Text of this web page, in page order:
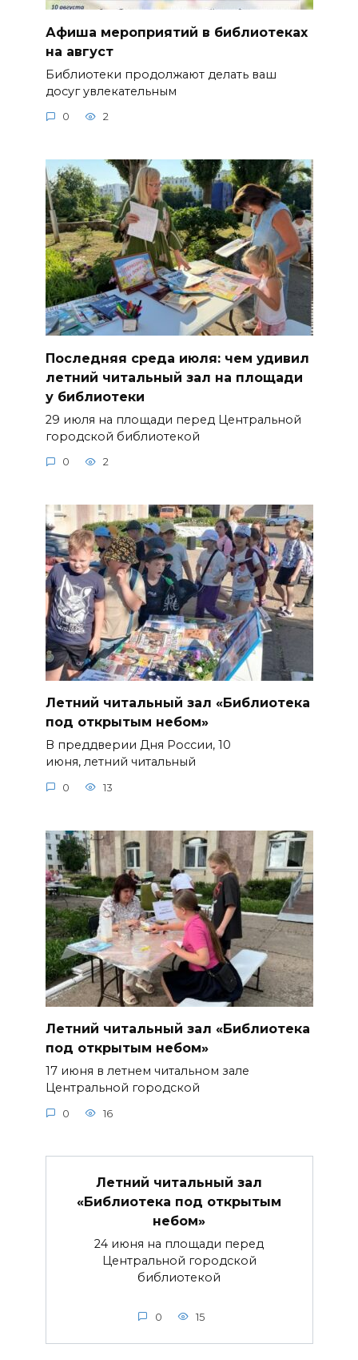
Афиша мероприятий в библиотеках
на август
Библиотеки продолжают делать ваш
досуг увлекательным
0 2
Последняя среда июля: чем удивил
летний читальный зал на площади
у библиотеки
29 июля на площади перед Центральной
городской библиотекой
0 2
Летний читальный зал «Библиотека
под открытым небом»
В преддверии Дня России, 10
июня, летний читальный
0 13
Летний читальный зал «Библиотека
под открытым небом»
17 июня в летнем читальном зале
Центральной городской
0 16
Летний читальный зал
«Библиотека под открытым
небом»
24 июня на площади перед
Центральной городской
библиотекой
0 15